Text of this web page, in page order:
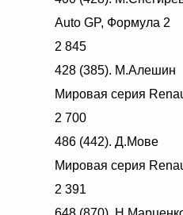
Auto GP, Формула 2
2 845
428 (385). М.Алешин
Мировая серия
2 700
486 (442). Д.Мове
Мировая серия
2 391